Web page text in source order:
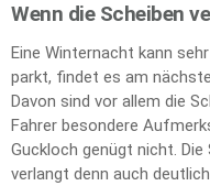
Wenn die Scheiben
Eine Winternacht kann
parkt, findet es am
Davon sind vor allem die
Fahrer besondere
Guckloch genügt nicht.
verlangt denn auch